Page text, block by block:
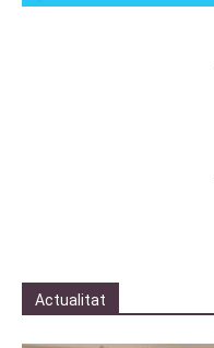
Actualitat